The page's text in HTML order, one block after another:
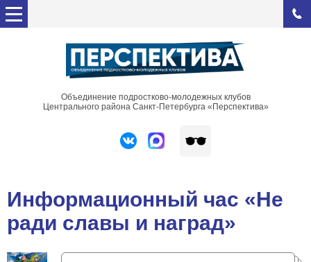
Объединение подростково-молодежных клубов
Центрального района Санкт-Петербурга «Перспектива»
Информационный час «Не
ради славы и наград»